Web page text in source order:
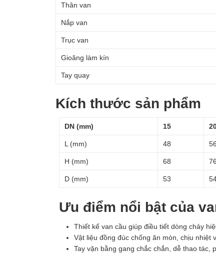
Thân van
Nắp van
Trục van
Gioăng làm kín
Tay quay
Kích thước sản phẩm
DN (mm) 15
L (mm) 48 56
H (mm) 68 76
D (mm) 53
Ưu điểm nổi bật của
Thiết kế van cầu giúp điều tiết dòng chảy
Vật liệu đồng đúc chống ăn mòn, chịu nhiệt
Tay vặn bằng gang chắc chắn, dễ thao tác,